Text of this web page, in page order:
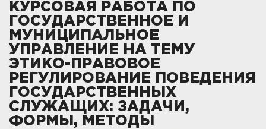
КУРСОВАЯ РАБОТА ПО
ГОСУДАРСТВЕННОЕ И
МУНИЦИПАЛЬНОЕ
УПРАВЛЕНИЕ НА ТЕМУ
ЭТИКО-ПРАВОВОЕ
РЕГУЛИРОВАНИЕ ПОВЕДЕНИЯ
ГОСУДАРСТВЕННЫХ
СЛУЖАЩИХ: ЗАДАЧИ,
ФОРМЫ, МЕТОДЫ